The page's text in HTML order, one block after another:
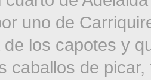
uno de
de los capotes y
caballos de